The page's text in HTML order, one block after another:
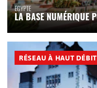
EGYPTE
LA BASE NUMÉRIQUE
RÉSEAU À HAUT